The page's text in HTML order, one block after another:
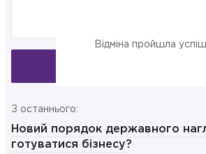
З останнього:
Новий порядок державного
готуватися бізнесу?
Відміна пройшла